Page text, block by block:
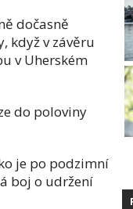
dočasně
když v závěru
v Uherském
do poloviny
je po podzimní
boj o udržení